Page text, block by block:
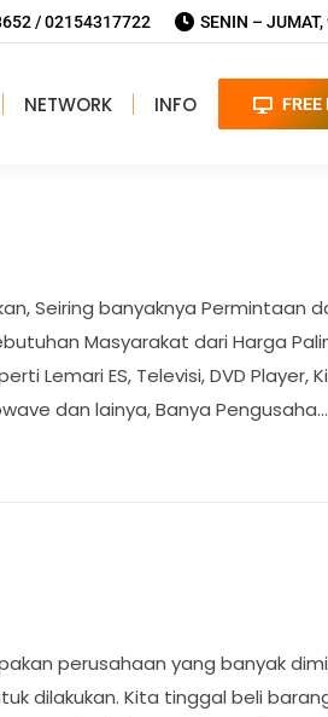
/ 02154317722 SENIN – JUMAT,
NETWORK INFO
Seiring banyaknya Permintaan
Masyarakat dari Harga
Lemari ES, Televisi, DVD Player,
dan lainya, Banya Pengusaha…
perusahaan yang banyak
dilakukan. Kita tinggal beli